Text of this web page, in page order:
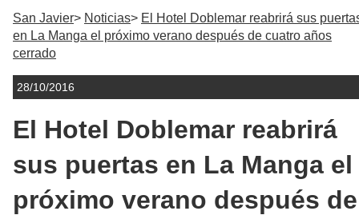
San Javier Noticias
El Hotel Doblemar reabrirá sus
en La Manga el próximo verano después de cuatro años
cerrado
28/10/2016
El Hotel Doblemar reabrirá
sus puertas en La Manga el
próximo verano después de